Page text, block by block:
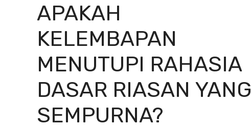
APAKAH
KELEMBAPAN
MENUTUPI RAHASIA
DASAR RIASAN YANG
SEMPURNA?